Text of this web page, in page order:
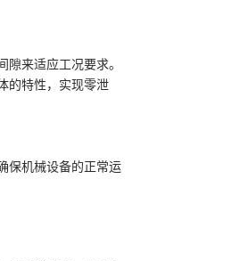
来适应工况要求。
的特性，实现零泄
保机械设备的正常运